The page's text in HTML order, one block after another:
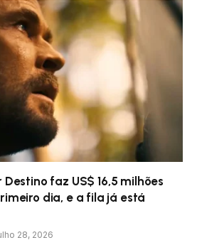
faz US$ 16,5 milhões
dia, e a fila já está
28, 2026